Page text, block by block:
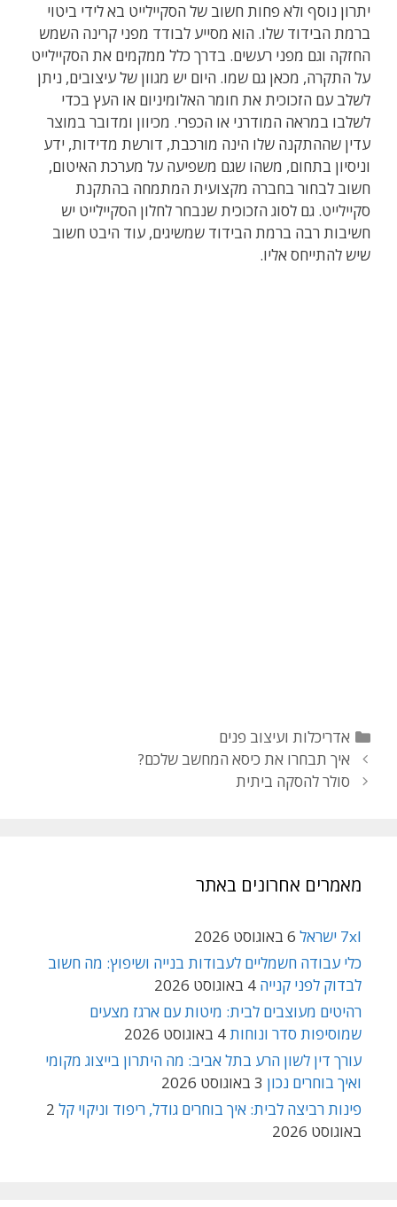
יתרון נוסף ולא פחות חשוב של הסקיילייט בא לידי ביטוי
ברמת הבידוד שלו. הוא מסייע לבודד מפני קרינה השמש
החזקה וגם מפני רעשים. בדרך כלל ממקמים את הסקיילייט
על התקרה, מכאן גם שמו. היום יש מגוון של עיצובים, ניתן
לשלב עם הזכוכית את חומר האלומיניום או העץ בכדי
לשלבו במראה המודרני או הכפרי. מכיוון ומדובר במוצר
עדין שההתקנה שלו הינה מורכבת, דורשת מדידות, ידע
וניסיון בתחום, משהו שגם משפיעה על מערכת האיטום,
חשוב לבחור בחברה מקצועית המתמחה בהתקנת
סקיילייט. גם לסוג הזכוכית שנבחר לחלון הסקיילייט יש
חשיבות רבה ברמת הבידוד שמשיגים, עוד היבט חשוב
שיש להתייחס אליו.
קטגוריות
אדריכלות ועיצוב פנים
ניווט
פוסטים
איך תבחרו את כיסא המחשב שלכם?
סולר להסקה ביתית
מאמרים אחרונים באתר
7xl ישראל
6 באוגוסט 2026
כלי עבודה חשמליים לעבודות בנייה ושיפוץ: מה חשוב
לבדוק לפני קנייה 4 באוגוסט 2026
רהיטים מעוצבים לבית: מיטות עם ארגז מצעים
שמוסיפות סדר ונוחות4 באוגוסט 2026
עורך דין לשון הרע בתל אביב: מה היתרון בייצוג מקומי
ואיך בוחרים נכון 3 באוגוסט 2026
פינות רביצה לבית: איך בוחרים גודל, ריפוד וניקוי קל 2
באוגוסט 2026